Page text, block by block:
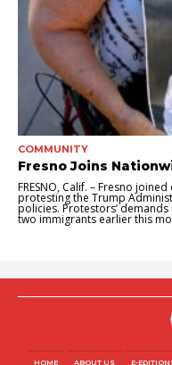
COMMUNITY
Fresno Joins
FRESNO, Calif. – Fresno
protesting the Trump
policies. Protestors’
two immigrants earlier this
HOME ABOUT US E-